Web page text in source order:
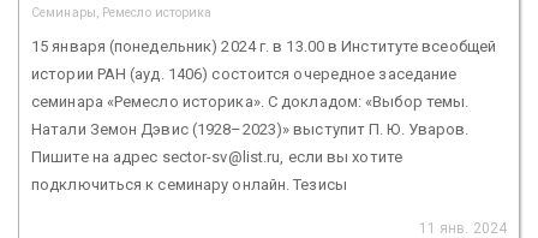
Семинары, Ремесло историка
15 января (понедельник) 2024 г. в 13.00 в Институте всеобщей
истории РАН (ауд. 1406) состоится очередное заседание
семинара «Ремесло историка». С докладом: «Выбор темы.
Натали Земон Дэвис (1928–2023)» выступит П. Ю. Уваров.
Пишите на адрес sector-sv@list.ru, если вы хотите
подключиться к семинару онлайн. Тезисы
11 янв. 2024